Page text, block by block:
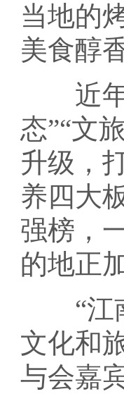
当地的
美食醇
近年
态”“文
升级，
养四大
强榜，
的地正
“江南
文化和
与会嘉